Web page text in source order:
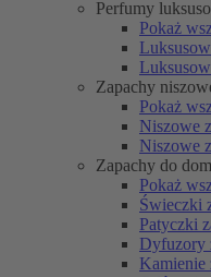
Perfumy
Pokaż
Zapachy
Pokaż
Niszowe
Niszowe
Zapachy do
Pokaż
Świeczki
Patyczki
Dyfuzory
Kamienie